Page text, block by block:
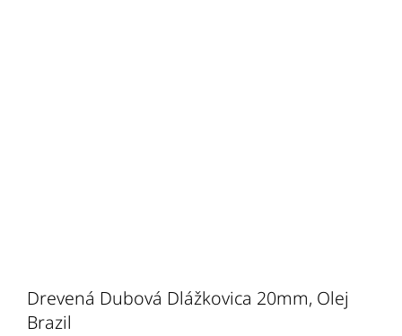
Drevená Dubová Dlážkovica 20mm, Olej
Brazil